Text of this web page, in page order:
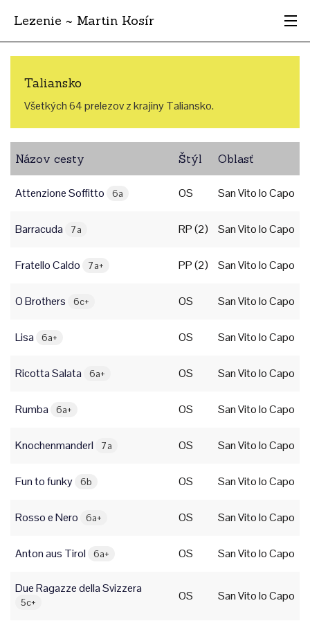
Lezenie ~ Martin Kosír
Najhodnotnejšie
Krajina
Štýl
Archív
Taliansko
Všetkých 64 prelezov z krajiny Taliansko.
Názov cesty Štýl Oblasť
Attenzione Soffitto 6a OS San Vito lo Capo
Barracuda 7a RP (2) San Vito lo Capo
Fratello Caldo 7a+ PP (2) San Vito lo Capo
O Brothers 6c+ OS San Vito lo Capo
Lisa 6a+ OS San Vito lo Capo
Ricotta Salata 6a+ OS San Vito lo Capo
Rumba 6a+ OS San Vito lo Capo
Knochenmanderl 7a OS San Vito lo Capo
Fun to funky 6b OS San Vito lo Capo
Rosso e Nero 6a+ OS San Vito lo Capo
Anton aus Tirol 6a+ OS San Vito lo Capo
Due Ragazze della Svizzera
5c+ OS San Vito lo Capo